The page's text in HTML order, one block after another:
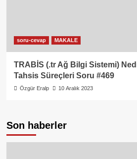
soru-cevap MAKALE
TRABİS (.tr Ağ Bilgi Sistemi)
Tahsis Süreçleri Soru #469
Özgür Eralp 10 Aralık 2023
Son haberler